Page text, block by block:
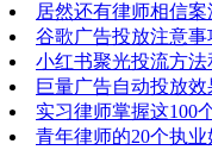
居然还有律师相信
谷歌广告投放注意事
小红书聚光投流方法
巨量广告自动投放
实习律师掌握这100
青年律师的20个执